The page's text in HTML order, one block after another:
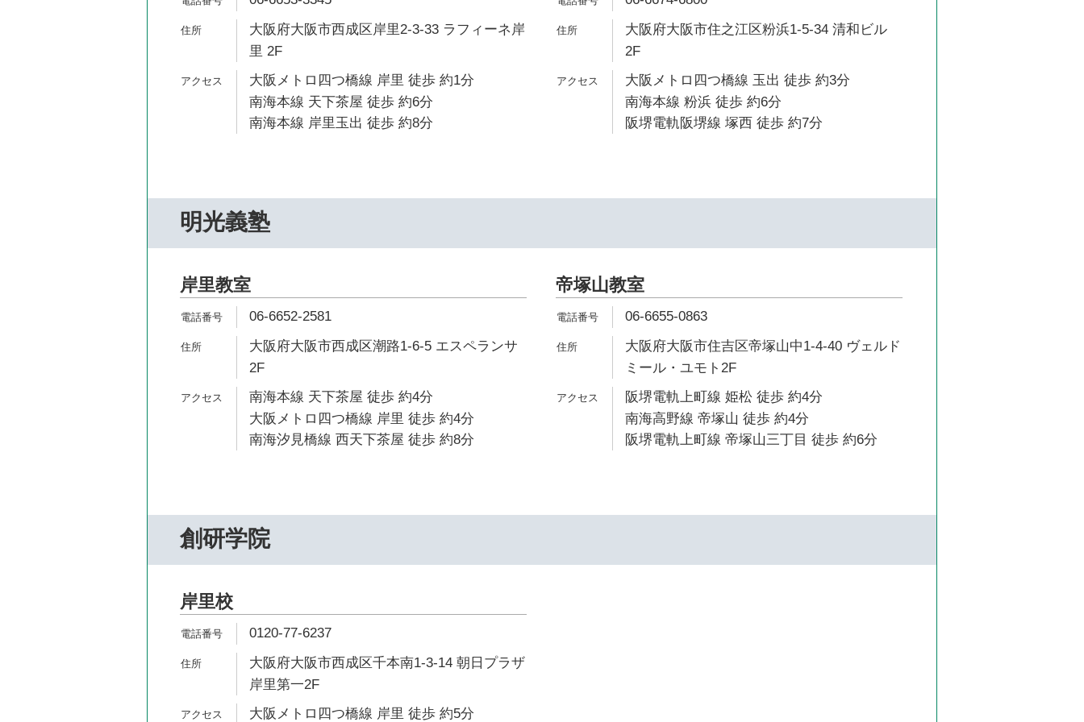
大阪府大阪市西成区岸里2-3-33 ラフィーネ岸
里 2F
大阪メトロ四つ橋線 岸里 徒歩 約1分
南海本線 天下茶屋 徒歩 約6分
南海本線 岸里玉出 徒歩 約8分
大阪府大阪市住之江区粉浜1-5-34 清和ビル
2F
大阪メトロ四つ橋線 玉出 徒歩 約3分
南海本線 粉浜 徒歩 約6分
阪堺電軌阪堺線 塚西 徒歩 約7分
明光義塾
岸里教室
06-6652-2581
大阪府大阪市西成区潮路1-6-5 エスペランサ
2F
南海本線 天下茶屋 徒歩 約4分
大阪メトロ四つ橋線 岸里 徒歩 約4分
南海汐見橋線 西天下茶屋 徒歩 約8分
帝塚山教室
06-6655-0863
大阪府大阪市住吉区帝塚山中1-4-40 ヴェルド
ミール・ユモト2F
阪堺電軌上町線 姫松 徒歩 約4分
南海高野線 帝塚山 徒歩 約4分
阪堺電軌上町線 帝塚山三丁目 徒歩 約6分
創研学院
岸里校
0120-77-6237
大阪府大阪市西成区千本南1-3-14 朝日プラザ
岸里第一2F
大阪メトロ四つ橋線 岸里 徒歩 約5分